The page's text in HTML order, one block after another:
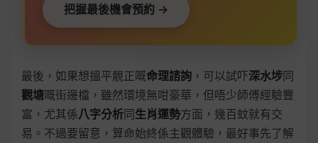
把握最後機會預約 →
最後，如果想搵平靚正嘅命理諮詢 ，可以試吓深水埗同
觀塘嘅街邊檔，雖然環境無咁豪華，但唔少師傅經驗豐
富，尤其係八字分析同生肖運勢方面，幾百蚊就有交
易。不過要留意，算命始終係主觀體驗，最好事先了解